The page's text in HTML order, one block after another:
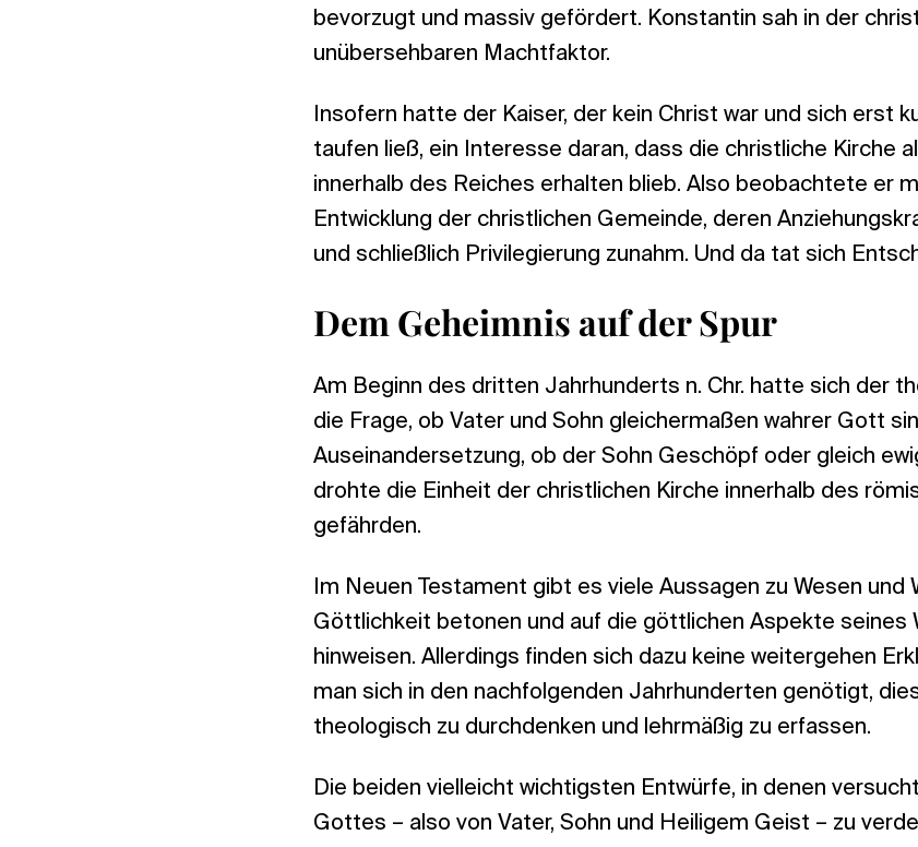
bevorzugt und massiv gefördert. Konstantin sah in der
unübersehbaren Machtfaktor.
Insofern hatte der Kaiser, der kein Christ war und sich erst
taufen ließ, ein Interesse daran, dass die christliche Kirche
innerhalb des Reiches erhalten blieb. Also beobachtete er
Entwicklung der christlichen Gemeinde, deren
und schließlich Privilegierung zunahm. Und da tat sich
Dem Geheimnis auf der Spur
Am Beginn des dritten Jahrhunderts n. Chr. hatte sich der
die Frage, ob Vater und Sohn gleichermaßen wahrer Gott
Auseinandersetzung, ob der Sohn Geschöpf oder gleich
drohte die Einheit der christlichen Kirche innerhalb des
gefährden.
Im Neuen Testament gibt es viele Aussagen zu Wesen und
Göttlichkeit betonen und auf die göttlichen Aspekte seines
hinweisen. Allerdings finden sich dazu keine weitergehen
man sich in den nachfolgenden Jahrhunderten genötigt,
theologisch zu durchdenken und lehrmäßig zu erfassen.
Die beiden vielleicht wichtigsten Entwürfe, in denen
Gottes – also von Vater, Sohn und Heiligem Geist – zu